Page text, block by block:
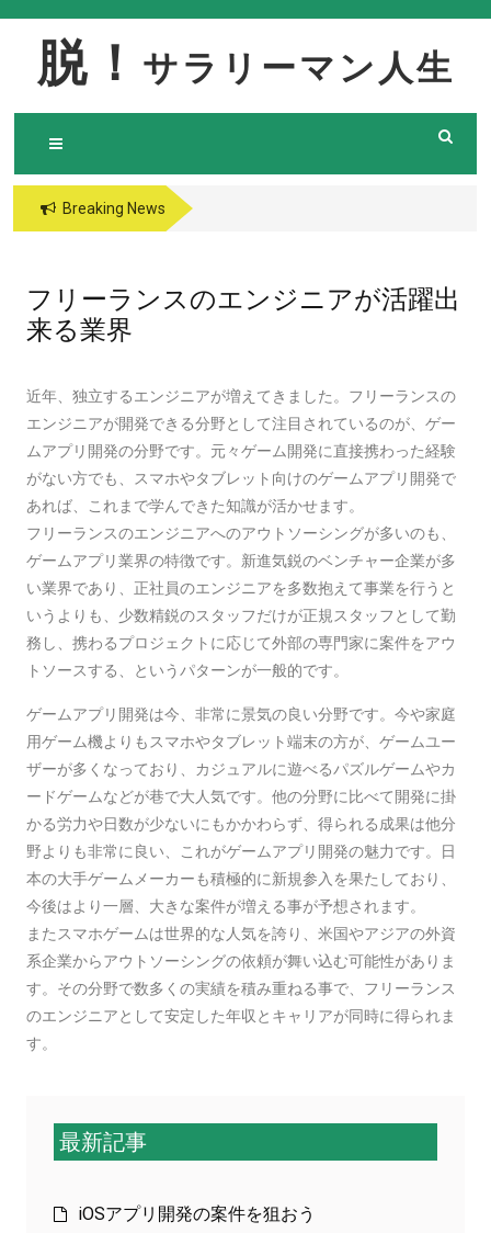
content脱！ サラリーマン人生
Breaking News
フリーランスのエンジニアが活躍出
来る業界
近年、独立するエンジニアが増えてきました。フリーランスの
エンジニアが開発できる分野として注目されているのが、ゲー
ムアプリ開発の分野です。元々ゲーム開発に直接携わった経験
がない方でも、スマホやタブレット向けのゲームアプリ開発で
あれば、これまで学んできた知識が活かせます。
フリーランスのエンジニアへのアウトソーシングが多いのも、
ゲームアプリ業界の特徴です。新進気鋭のベンチャー企業が多
い業界であり、正社員のエンジニアを多数抱えて事業を行うと
いうよりも、少数精鋭のスタッフだけが正規スタッフとして勤
務し、携わるプロジェクトに応じて外部の専門家に案件をアウ
トソースする、というパターンが一般的です。
ゲームアプリ開発は今、非常に景気の良い分野です。今や家庭
用ゲーム機よりもスマホやタブレット端末の方が、ゲームユー
ザーが多くなっており、カジュアルに遊べるパズルゲームやカ
ードゲームなどが巷で大人気です。他の分野に比べて開発に掛
かる労力や日数が少ないにもかかわらず、得られる成果は他分
野よりも非常に良い、これがゲームアプリ開発の魅力です。日
本の大手ゲームメーカーも積極的に新規参入を果たしており、
今後はより一層、大きな案件が増える事が予想されます。
またスマホゲームは世界的な人気を誇り、米国やアジアの外資
系企業からアウトソーシングの依頼が舞い込む可能性がありま
す。その分野で数多くの実績を積み重ねる事で、フリーランス
のエンジニアとして安定した年収とキャリアが同時に得られま
す。
最新記事
iOSアプリ開発の案件を狙おう